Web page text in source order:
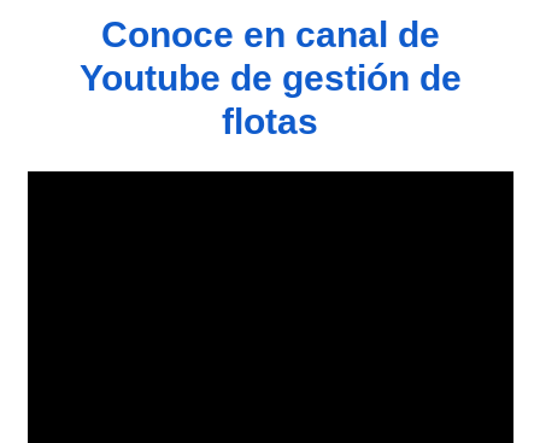
Conoce en canal de
Youtube de gestión de
flotas